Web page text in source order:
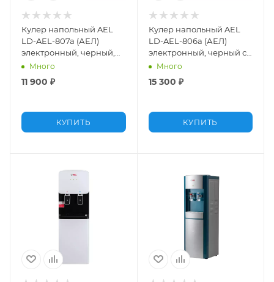
Кулер напольный AEL
LD-AEL-807a (АЕЛ)
электронный, черный,
нижняя загрузка
Много
11 900 ₽
КУПИТЬ
Кулер напольный AEL
LD-AEL-806a (АЕЛ)
электронный, черный с
золотом, нижняя
Много
15 300 ₽
КУПИТЬ